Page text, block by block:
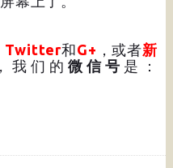
Twitter和G+ ，或者新
我们的微信号 是：